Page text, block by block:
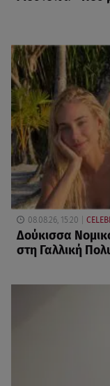
08.08.26, 15:20
Δούκισσα
στη Γαλλική